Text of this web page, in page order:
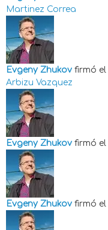
Martinez Correa
Evgeny Zhukov firmó el
Arbizu Vazquez
Evgeny Zhukov firmó el
Evgeny Zhukov firmó el